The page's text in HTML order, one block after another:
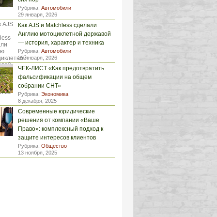
Рубрика: Автомобили
29 января, 2026
Как AJS и Matchless сделали
Англию мотоциклетной державой
— история, характер и техника
Рубрика: Автомобили
29 января, 2026
ЧЕК-ЛИСТ «Как предотвратить
фальсификации на общем
собрании СНТ»
Рубрика: Экономика
8 декабря, 2025
Современные юридические
решения от компании «Ваше
Право»: комплексный подход к
защите интересов клиентов
Рубрика: Общество
13 ноября, 2025